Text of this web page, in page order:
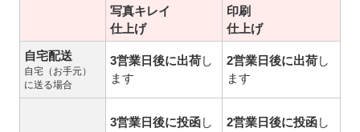
写真キレイ
仕上げ
印刷
仕上げ
自宅配送
自宅（お手元）
に送る場合
3営業日後に出荷し
ます
2営業日後に出荷し
ます
3営業日後に投函し
2営業日後に投函し